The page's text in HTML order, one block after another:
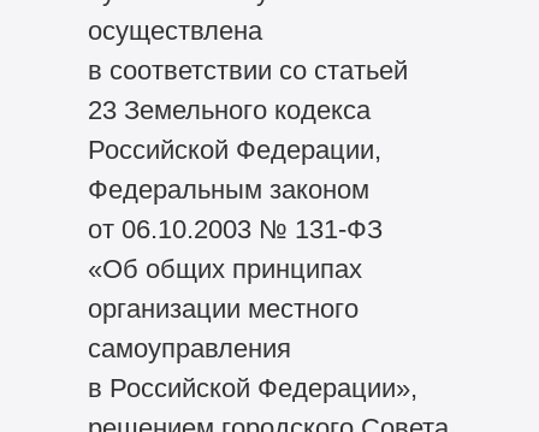
осуществлена
в соответствии со статьей
23 Земельного кодекса
Российской Федерации,
Федеральным законом
от 06.10.2003 № 131-ФЗ
«Об общих принципах
организации местного
самоуправления
в Российской Федерации»,